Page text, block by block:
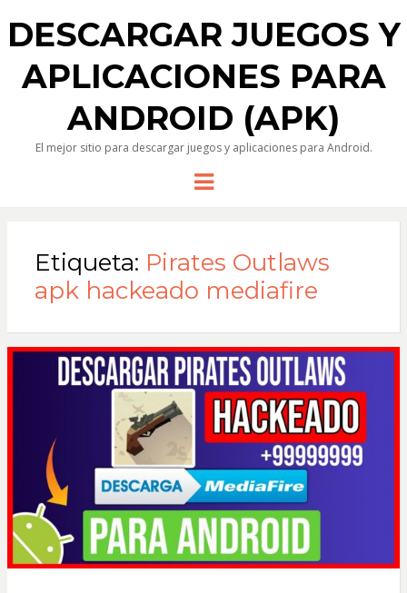
DESCARGAR JUEGOS Y
APLICACIONES PARA
ANDROID (APK)
El mejor sitio para descargar juegos y aplicaciones para Android.
Menu
Etiqueta: Pirates Outlaws
apk hackeado mediafire